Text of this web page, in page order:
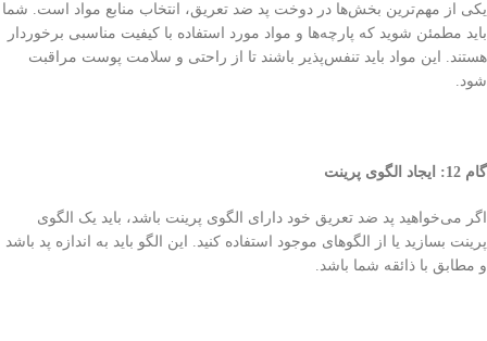
یکی از مهم‌ترین بخش‌ها در دوخت پد ضد تعریق، انتخاب منابع مواد است. شما
باید مطمئن شوید که پارچه‌ها و مواد مورد استفاده با کیفیت مناسبی برخوردار
هستند. این مواد باید تنفس‌پذیر باشند تا از راحتی و سلامت پوست مراقبت
شود.
گام 12: ایجاد الگوی پرینت
اگر می‌خواهید پد ضد تعریق خود دارای الگوی پرینت باشد، باید یک الگوی
پرینت بسازید یا از الگوهای موجود استفاده کنید. این الگو باید به اندازه پد باشد
و مطابق با ذائقه شما باشد.